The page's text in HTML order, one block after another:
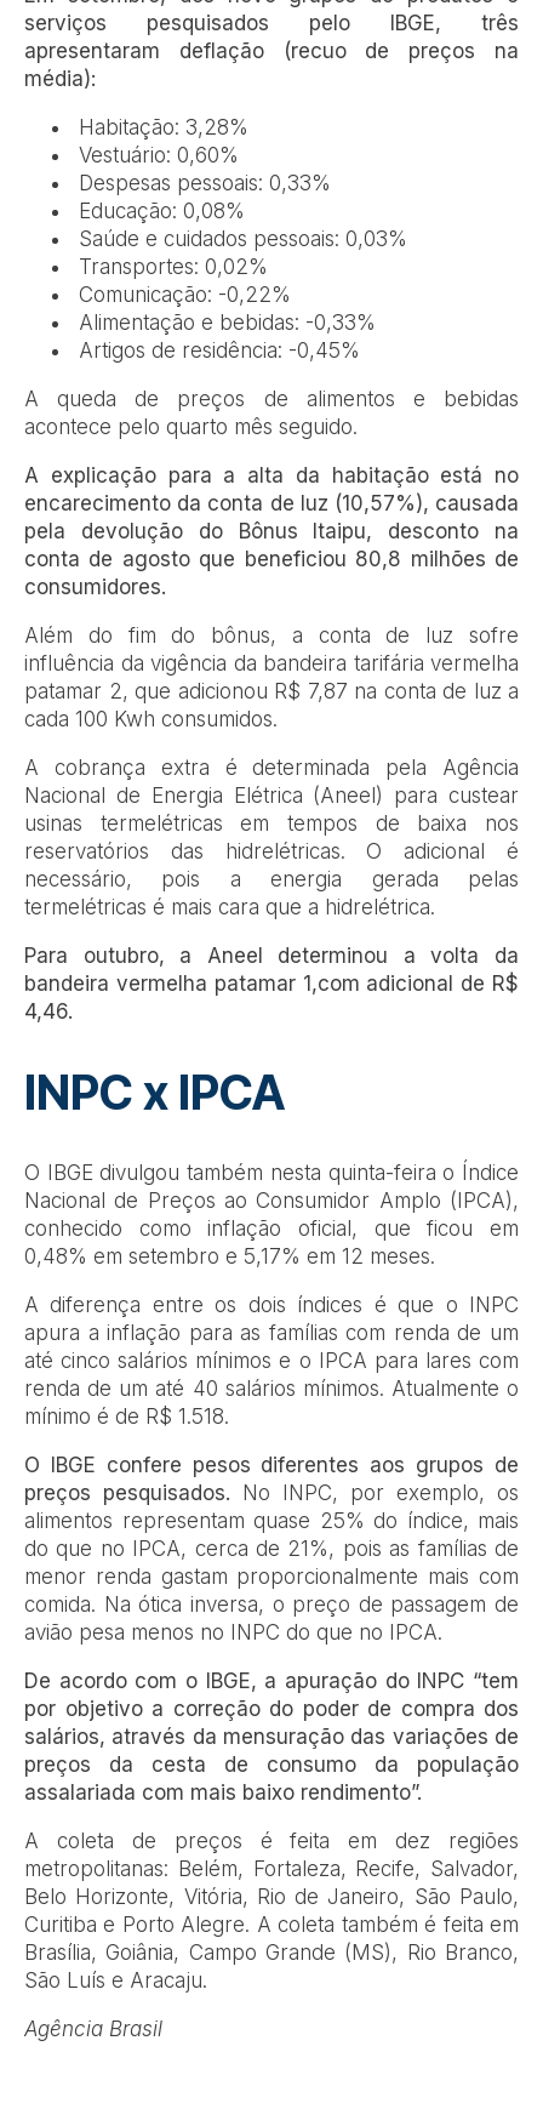
serviços pesquisados pelo IBGE, três
apresentaram deflação (recuo de preços na
média):
Habitação: 3,28%
Vestuário: 0,60%
Despesas pessoais: 0,33%
Educação: 0,08%
Saúde e cuidados pessoais: 0,03%
Transportes: 0,02%
Comunicação: -0,22%
Alimentação e bebidas: -0,33%
Artigos de residência: -0,45%
A queda de preços de alimentos e bebidas
acontece pelo quarto mês seguido.
A explicação para a alta da habitação está no
encarecimento da conta de luz (10,57%), causada
pela devolução do Bônus Itaipu, desconto na
conta de agosto que beneficiou 80,8 milhões de
consumidores.
Além do fim do bônus, a conta de luz sofre
influência da vigência da bandeira tarifária vermelha
patamar 2, que adicionou R$ 7,87 na conta de luz a
cada 100 Kwh consumidos.
A cobrança extra é determinada pela Agência
Nacional de Energia Elétrica (Aneel) para custear
usinas termelétricas em tempos de baixa nos
reservatórios das hidrelétricas. O adicional é
necessário, pois a energia gerada pelas
termelétricas é mais cara que a hidrelétrica.
Para outubro, a Aneel determinou a volta da
bandeira vermelha patamar 1,com adicional de R$
4,46.
INPC x IPCA
O IBGE divulgou também nesta quinta-feira o Índice
Nacional de Preços ao Consumidor Amplo (IPCA),
conhecido como inflação oficial, que ficou em
0,48% em setembro e 5,17% em 12 meses.
A diferença entre os dois índices é que o INPC
apura a inflação para as famílias com renda de um
até cinco salários mínimos e o IPCA para lares com
renda de um até 40 salários mínimos. Atualmente o
mínimo é de R$ 1.518.
O IBGE confere pesos diferentes aos grupos de
preços pesquisados. No INPC, por exemplo, os
alimentos representam quase 25% do índice, mais
do que no IPCA, cerca de 21%, pois as famílias de
menor renda gastam proporcionalmente mais com
comida. Na ótica inversa, o preço de passagem de
avião pesa menos no INPC do que no IPCA.
De acordo com o IBGE, a apuração do INPC “tem
por objetivo a correção do poder de compra dos
salários, através da mensuração das variações de
preços da cesta de consumo da população
assalariada com mais baixo rendimento”.
A coleta de preços é feita em dez regiões
metropolitanas: Belém, Fortaleza, Recife, Salvador,
Belo Horizonte, Vitória, Rio de Janeiro, São Paulo,
Curitiba e Porto Alegre. A coleta também é feita em
Brasília, Goiânia, Campo Grande (MS), Rio Branco,
São Luís e Aracaju.
Agência Brasil